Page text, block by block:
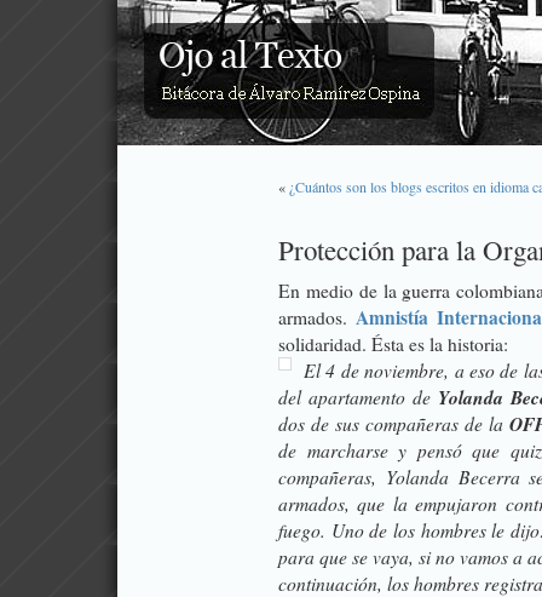
« ¿Cuántos son los blogs escritos en idioma
Protección para la
En medio de la guerra
armados. Amnistía
solidaridad. Ésta es la historia:
El 4 de noviembre, a eso de
del apartamento de Yolanda
dos de sus compañeras de la
de marcharse y pensó que
compañeras, Yolanda Becerra
armados, que la empujaron
fuego. Uno de los hombres le
para que se vaya, si no vamos a
continuación, los hombres